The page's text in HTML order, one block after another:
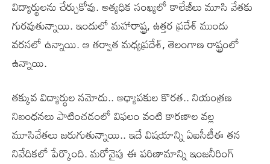
విద్యార్థులను చేర్చుకోవు. అత్యధిక సంఖ్యలో కాలేజీలు మూసి వేతకు
గురవుతున్నాయి. ఇందులో మహారాష్ట్ర, ఉత్తర ప్రదేశ్ ముందు
వరసలో ఉన్నాయి. ఆ తర్వాత మధ్యప్రదేశ్, తెలంగాణ రాష్ట్రంలో
ఉన్నాయి.
తక్కువ విద్యార్థుల నమోదు.. అధ్యాపకుల కొరత.. నియంత్రణ
నిబంధనలు పాటించడంలో విఫలం వంటి కారణాల వల్ల
మూసివేతలు జరుగుతున్నాయి.. ఇదే విషయాన్ని ఏఐసీటీఈ తన
నివేదికలో పేర్కొంది. మరోవైపు ఈ పరిణామాన్ని ఇంజనీరింగ్